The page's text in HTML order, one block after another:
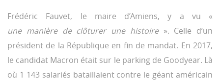
Frédéric Fauvet, le maire d’Amiens, y a vu «
une manière de clôturer une histoire». Celle d’un
président de la République en fin de mandat. En 2017,
le candidat Macron était sur le parking de Goodyear. Là
où 1 143 salariés bataillaient contre le géant américain